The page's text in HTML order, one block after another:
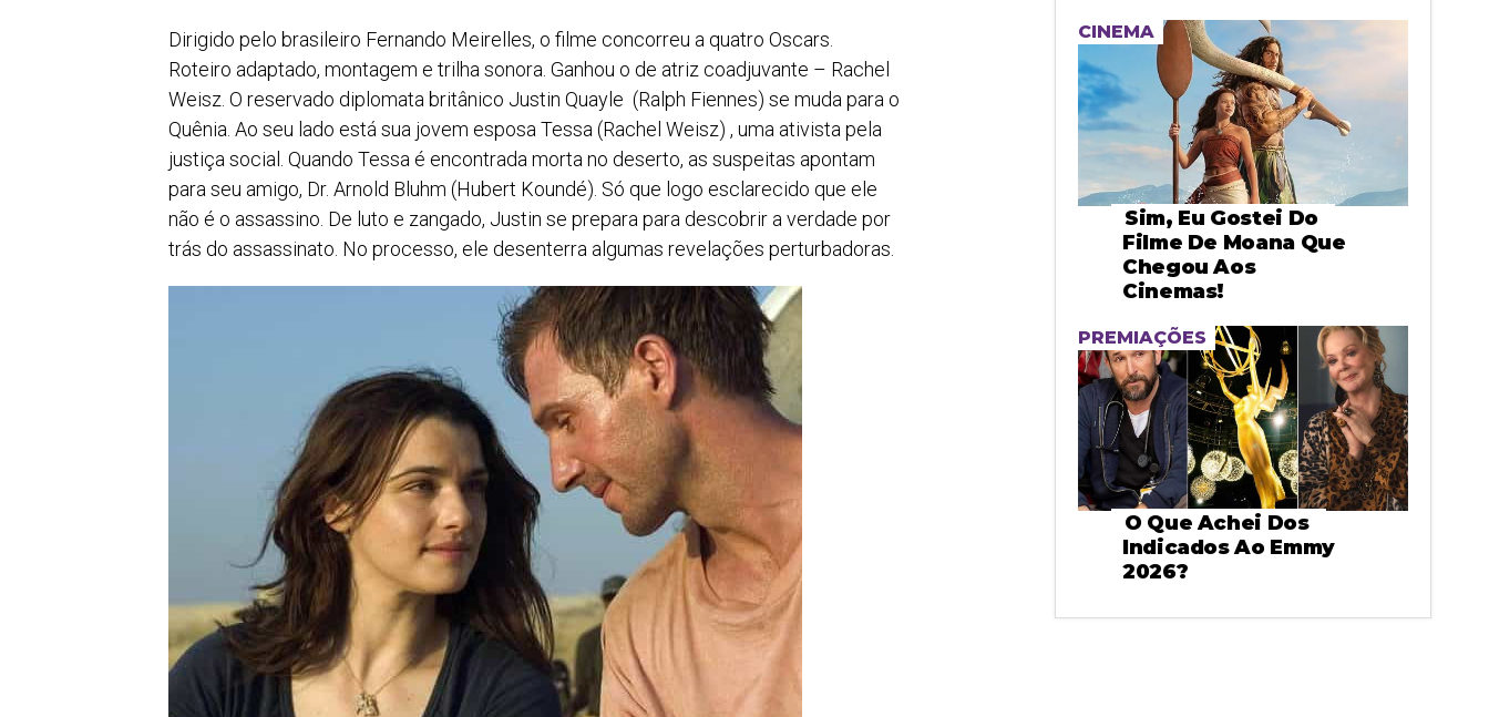
Dirigido pelo brasileiro Fernando Meirelles, o filme concorreu a quatro Oscars.
Roteiro adaptado, montagem e trilha sonora. Ganhou o de atriz coadjuvante – Rachel
Weisz. O reservado diplomata britânico Justin Quayle (Ralph Fiennes) se muda para o
Quênia. Ao seu lado está sua jovem esposa Tessa (Rachel Weisz) , uma ativista pela
justiça social. Quando Tessa é encontrada morta no deserto, as suspeitas apontam
para seu amigo, Dr. Arnold Bluhm (Hubert Koundé). Só que logo esclarecido que ele
não é o assassino. De luto e zangado, Justin se prepara para descobrir a verdade por
trás do assassinato. No processo, ele desenterra algumas revelações perturbadoras.
CINEMA
Sim, Eu Gostei Do
Filme De Moana Que
Chegou Aos
Cinemas!
PREMIAÇÕES
O Que Achei Dos
Indicados Ao Emmy
2026?